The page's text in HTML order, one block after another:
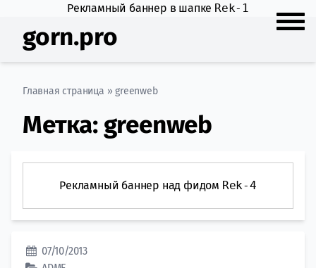
Рекламный баннер в шапке Rek-1
gorn.pro
Главная страница »greenweb
Метка: greenweb
Рекламный баннер над фидом Rek-4
07/10/2013